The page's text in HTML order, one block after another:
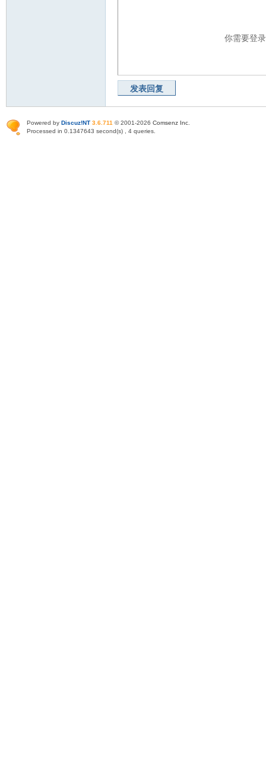
你需要登
发表回复
Powered by Discuz!NT 3.6.711 © 2001-2026 Comsenz Inc
Processed in 0.1347643 second(s) , 4 queries.